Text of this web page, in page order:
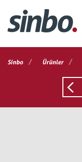
Sinbo / Ürünler /